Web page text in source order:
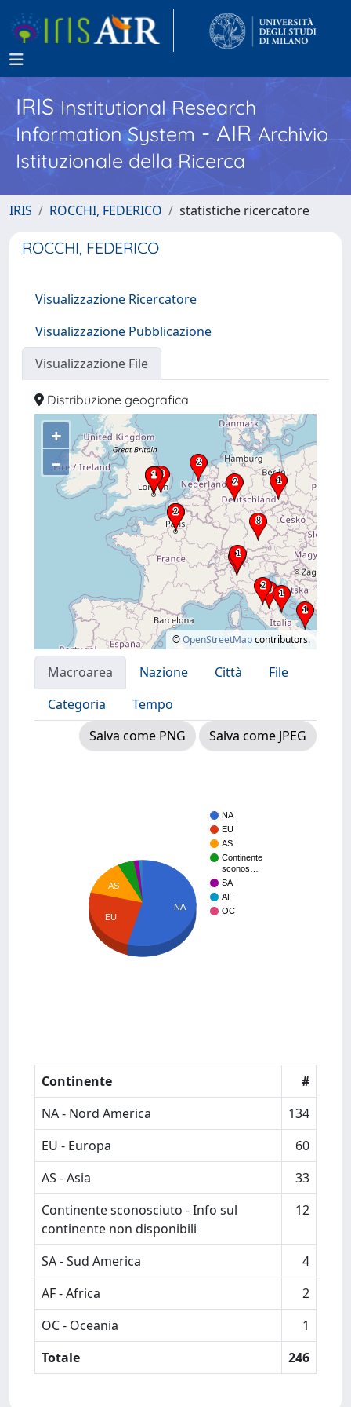
IRISInstitutional Research
Information System - AIR Archivio
Istituzionale della Ricerca
IRIS ROCCHI, FEDERICO statistiche ricercatore
ROCCHI, FEDERICO
Visualizzazione Ricercatore
Visualizzazione Pubblicazione
Visualizzazione File
Distribuzione geografica
+
–
©OpenStreetMapcontributors.
Macroarea Nazione Città
File
Categoria
Tempo
Salva come PNG
Salva come JPEG
NA
EU
AS
Continente
sconos…
SA
AF
OC
AS
EU
NA
Continente
#
NA - Nord America
134
EU - Europa
60
AS - Asia
33
Continente sconosciuto - Info sul
continente non disponibili
12
SA - Sud America
4
AF - Africa
2
OC - Oceania
1
Totale
246